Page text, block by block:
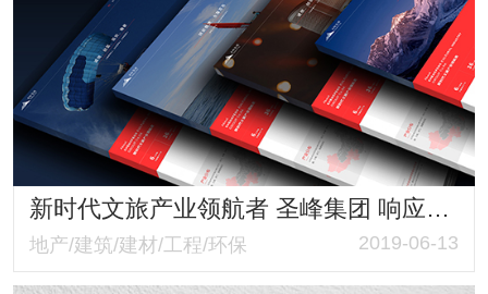
新时代文旅产业领航者 圣峰集团 响应式品牌形象网站
地产/建筑/建材/工程/环保 2019-06-13